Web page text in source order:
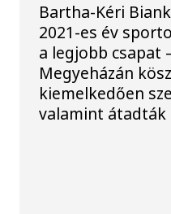
Bartha-Kéri
2021-es év
a legjobb csapat
Megyeházán
kiemelkedően
valamint átadták